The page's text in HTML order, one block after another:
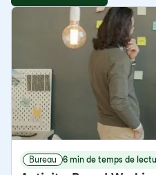
Bureau 6 min de temps de